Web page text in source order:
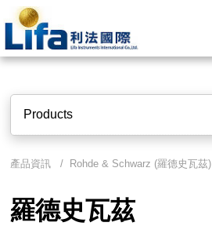
Products
產品資訊 / Rohde & Schwarz (羅德史瓦茲)
羅德史瓦茲